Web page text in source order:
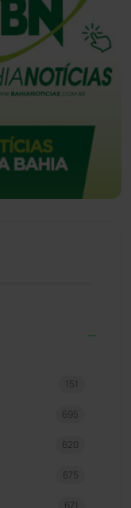
151
695
620
675
671